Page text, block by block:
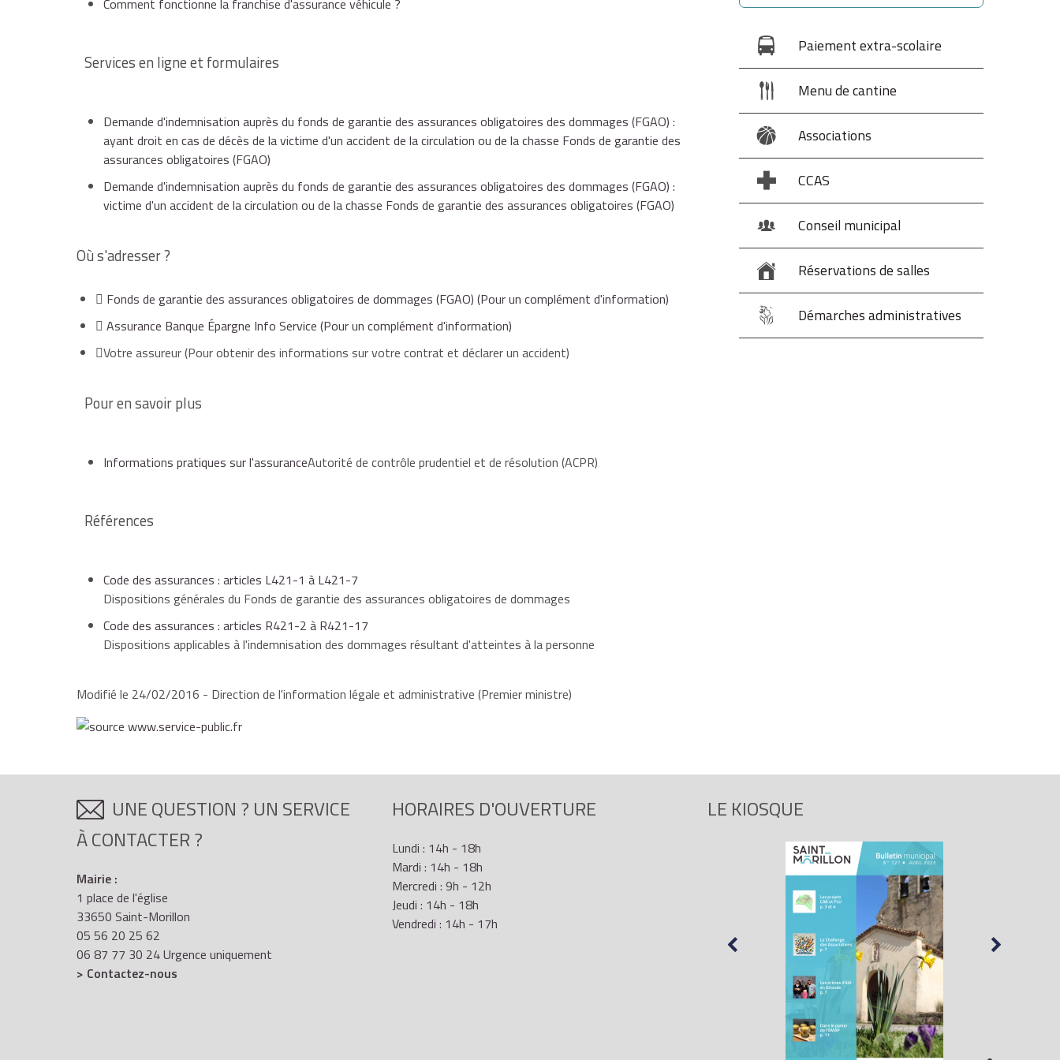
(FGAO) : victime d'un accident de la circulation ou de la chasse
(FGAO) : ayant droit en cas de décès de la victime d'un accident de la circulation ou de la chasse
(FGAO) : victime d'un accident de la circulation ou de la chasse
(FGAO) : ayant droit en cas de décès de la victime d'un accident de la circulation ou de la chasse
Signalez-les à l'assurance au moment où vous faites votre déclaration.
Comment fonctionne la franchise d'assurance véhicule ?
Services en ligne et formulaires
Demande d'indemnisation auprès du fonds de garantie des assurances obligatoires des dommages (FGAO) :
ayant droit en cas de décès de la victime d'un accident de la circulation ou de la chasse Fonds de garantie des
assurances obligatoires (FGAO)
Demande d'indemnisation auprès du fonds de garantie des assurances obligatoires des dommages (FGAO) :
victime d'un accident de la circulation ou de la chasse Fonds de garantie des assurances obligatoires (FGAO)
Où s'adresser ?
Fonds de garantie des assurances obligatoires de dommages (FGAO) (Pour un complément d'information)
Assurance Banque Épargne Info Service (Pour un complément d'information)
Votre assureur(Pour obtenir des informations sur votre contrat et déclarer un accident)
Pour en savoir plus
Informations pratiques sur l'assuranceAutorité de contrôle prudentiel et de résolution (ACPR)
Références
Code des assurances : articles L421-1 à L421-7
Dispositions générales du Fonds de garantie des assurances obligatoires de dommages
Code des assurances : articles R421-2 à R421-17
Dispositions applicables à l'indemnisation des dommages résultant d'atteintes à la personne
Modifié le 24/02/2016 - Direction de l'information légale et administrative (Premier ministre)
Paiement extra-scolaire
Menu de cantine
Associations
CCAS
Conseil municipal
Réservations de salles
Démarches administratives
UNE QUESTION ? UN SERVICE
À CONTACTER ?
Mairie :
1 place de l'église
33650 Saint-Morillon
05 56 20 25 62
06 87 77 30 24 Urgence uniquement
> Contactez-nous
HORAIRES D'OUVERTURE
Lundi : 14h - 18h
Mardi : 14h - 18h
Mercredi : 9h - 12h
Jeudi : 14h - 18h
Vendredi : 14h - 17h
LE KIOSQUE